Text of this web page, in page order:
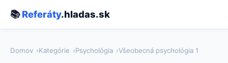
📚Referáty.hladas.sk
Domov Kategórie Psychológia Všeobecná psychológia 1